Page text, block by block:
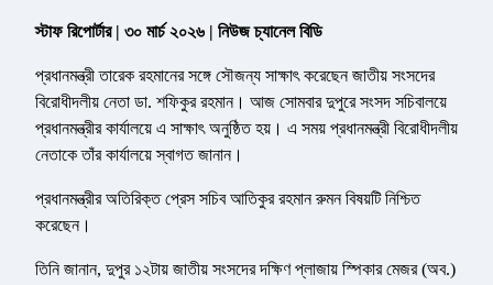
স্টাফ রিপোর্টার | ৩০ মার্চ ২০২৬ | নিউজ চ্যানেল বিডি
প্রধানমন্ত্রী তারেক রহমানের সঙ্গে সৌজন্য সাক্ষাৎ করেছেন জাতীয় সংসদের
বিরোধীদলীয় নেতা ডা. শফিকুর রহমান। আজ সোমবার দুপুরে সংসদ সচিবালয়ে
প্রধানমন্ত্রীর কার্যালয়ে এ সাক্ষাৎ অনুষ্ঠিত হয়। এ সময় প্রধানমন্ত্রী বিরোধীদলীয়
নেতাকে তাঁর কার্যালয়ে স্বাগত জানান।
প্রধানমন্ত্রীর অতিরিক্ত প্রেস সচিব আতিকুর রহমান রুমন বিষয়টি নিশ্চিত
করেছেন।
তিনি জানান, দুপুর ১২টায় জাতীয় সংসদের দক্ষিণ প্লাজায় স্পিকার মেজর (অব.)